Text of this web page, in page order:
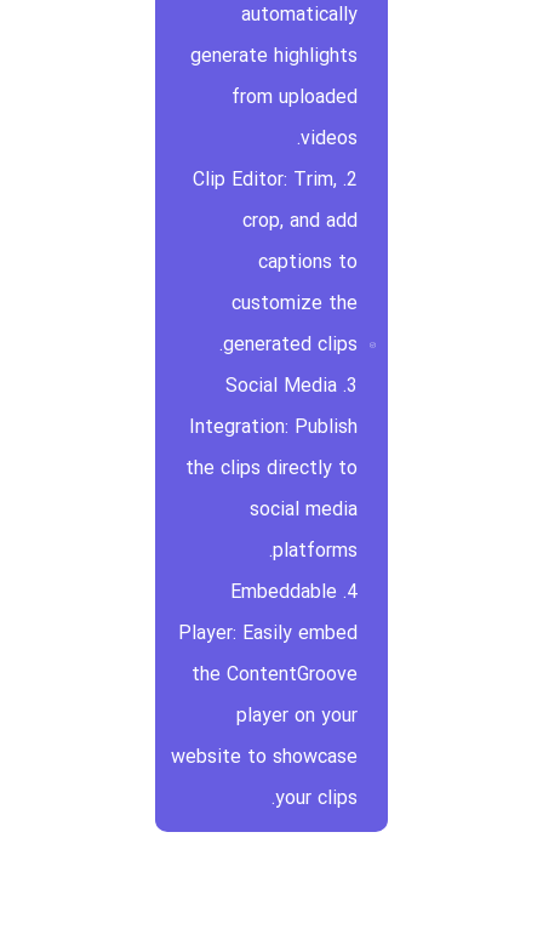
automatically
generate highlights
from uploaded
videos.
2. Clip Editor: Trim,
crop, and add
captions to
customize the
generated clips.
3. Social Media
Integration: Publish
the clips directly to
social media
platforms.
4. Embeddable
Player: Easily embed
the ContentGroove
player on your
website to showcase
your clips.